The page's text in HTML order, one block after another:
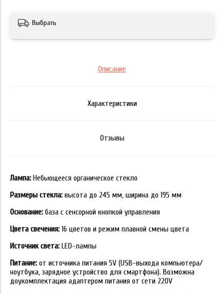
Выбрать
Описание
Характеристики
Отзывы
Лампа: Небьющееся органическое стекло
Размеры стекла: высота до 245 мм, ширина до 195 мм
Основание: база с сенсорной кнопкой управления
Цвета свечения: 16 цветов и режим плавной смены цвета
Источник света: LED-лампы
Питание: от источника питания 5V (USB-выхода компьютера/
ноутбука, зарядное устройство для смартфона). Возможна
доукомплектация адаптером питания от сети 220V